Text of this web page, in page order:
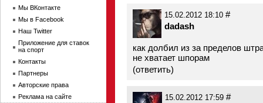
15.02.2012 18:10 #
dadash
как долбил из за пределов
не хватает шпорам
(ответить)
15.02.2012 17:59 #
Мы ВКонтакте
Мы в Facebook
Наш Twitter
Приложение для ставок
на спорт
Контакты
Партнеры
Авторские права
Реклама на сайте